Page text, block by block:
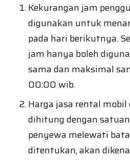
Kekurangan jam
digunakan untuk
pada hari berikutnya.
jam hanya boleh
sama dan maksimal
00:00 wib.
Harga jasa rental
dihitung dengan
penyewa melewati
ditentukan, akan